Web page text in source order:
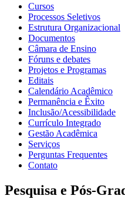
Cursos
Processos Seletivos
Estrutura Organizacional
Documentos
Câmara de Ensino
Fóruns e debates
Projetos e Programas
Editais
Calendário Acadêmico
Permanência e Êxito
Inclusão/Acessibilidade
Currículo Integrado
Gestão Acadêmica
Serviços
Perguntas Frequentes
Contato
Pesquisa e Pós-